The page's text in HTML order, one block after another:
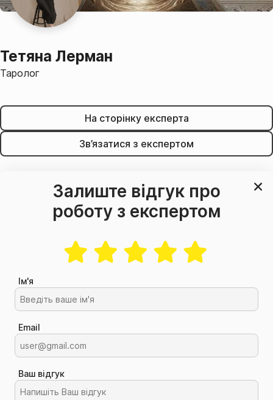
Тетяна Лерман
Таролог
На сторінку експерта
Зв’язатися з експертом
Залиште відгук про
роботу з експертом
Ім'я
Email
Ваш відгук